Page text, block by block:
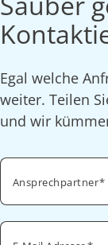
Egal welche
weiter. Teilen
und wir
Ansprechpartner